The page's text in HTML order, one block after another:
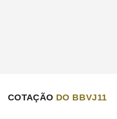
COTAÇÃO DO BBVJ11